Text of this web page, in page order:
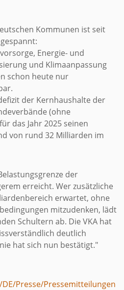
Kommunen ist seit
Energie- und
und Klimaanpassung
schon heute nur
der Kernhaushalte der
(ohne
das Jahr 2025 seinen
von rund 32 Milliarden im
der
erreicht. Wer zusätzliche
erwartet, ohne
mitzudenken, lädt
Schultern ab. Die VKA hat
deutlich
hat sich nun bestätigt."
Presse/Pressemitteilungen